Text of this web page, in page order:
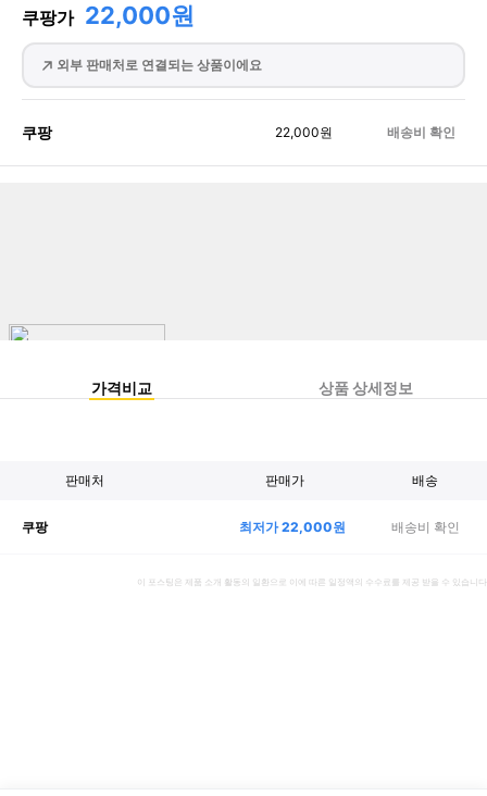
쿠팡가 22,000원
외부 판매처로 연결되는 상품이에요
쿠팡 22,000원 배송비 확인
가격비교 상품 상세정보
판매처 판매가 배송
쿠팡 최저가22,000원 배송비 확인
이 포스팅은 제품 소개 활동의 일환으로 이에 따른 일정액의 수수료를 제공 받을 수 있습니다